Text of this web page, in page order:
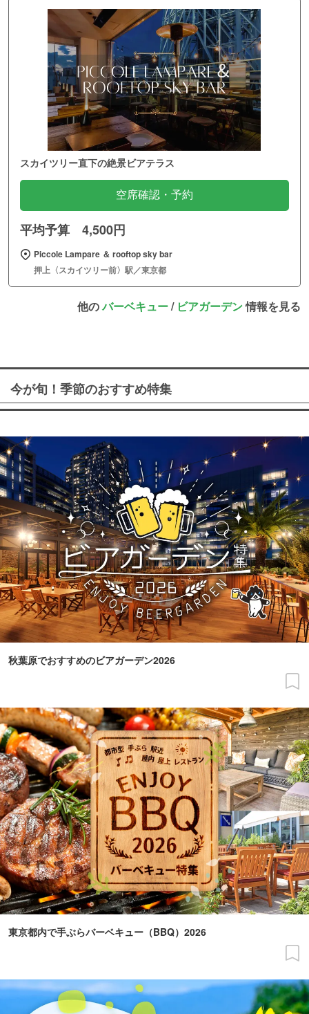
スカイツリー直下の絶景ビアテラス
空席確認・予約
平均予算 4,500円
Piccole Lampare ＆ rooftop sky bar
押上〈スカイツリー前〉駅／東京都
他のバーベキュー/ ビアガーデン情報を見る
今が旬！季節のおすすめ特集
秋葉原でおすすめのビアガーデン2026
東京都内で手ぶらバーベキュー（BBQ）2026